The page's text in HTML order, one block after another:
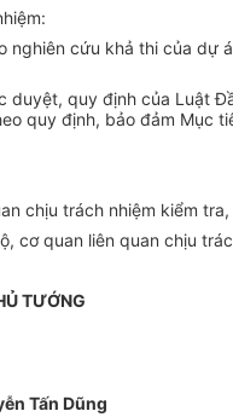
nghiên cứu khả thi của dự
duyệt, quy định của Luật
quy định, bảo đảm Mục
chịu trách nhiệm kiểm
cơ quan liên quan chịu
TƯỚNG
Tấn Dũng